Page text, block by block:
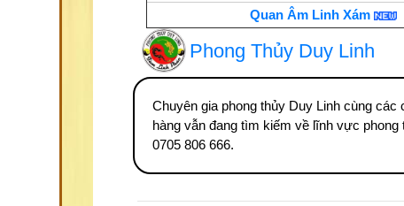
Quan Âm Linh Xám
Phong Thủy Duy Linh
Chuyên gia phong thủy Duy Linh cùng
hàng vẫn đang tìm kiếm về lĩnh vực
0705 806 666.